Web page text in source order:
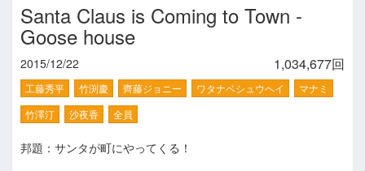
Santa Claus is Coming to Town -
Goose house
1,034,677回
2015/12/22
工藤秀平 竹渕慶 齊藤ジョニー ワタナベシュウヘイ
マナミ
竹澤汀
沙夜香 全員
邦題：サンタが町にやってくる！